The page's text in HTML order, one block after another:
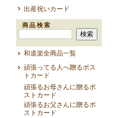
出産祝いカード
商品検索
和道楽全商品一覧
頑張ってる人へ贈るポス
トカード
頑張るお母さんに贈るポ
ストカード
頑張るお父さんに贈るポ
ストカード